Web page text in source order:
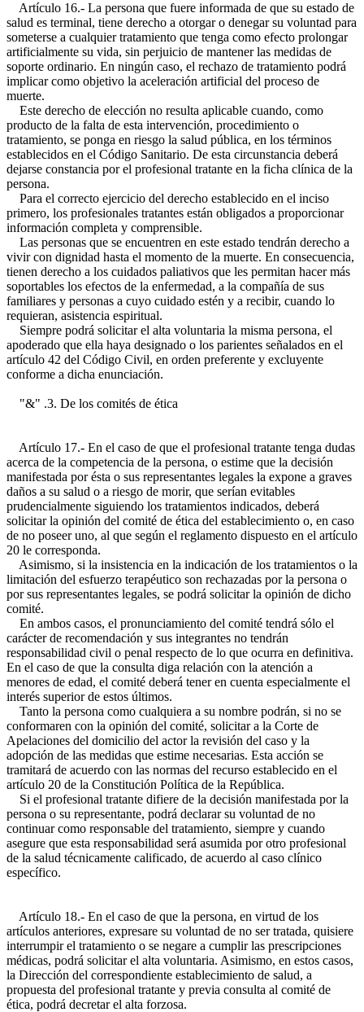
Artículo 16.- La persona que fuere informada de que su estado de
salud es terminal, tiene derecho a otorgar o denegar su voluntad para
someterse a cualquier tratamiento que tenga como efecto prolongar
artificialmente su vida, sin perjuicio de mantener las medidas de
soporte ordinario. En ningún caso, el rechazo de tratamiento podrá
implicar como objetivo la aceleración artificial del proceso de
muerte.
Este derecho de elección no resulta aplicable cuando, como
producto de la falta de esta intervención, procedimiento o
tratamiento, se ponga en riesgo la salud pública, en los términos
establecidos en el Código Sanitario. De esta circunstancia deberá
dejarse constancia por el profesional tratante en la ficha clínica de la
persona.
Para el correcto ejercicio del derecho establecido en el inciso
primero, los profesionales tratantes están obligados a proporcionar
información completa y comprensible.
Las personas que se encuentren en este estado tendrán derecho a
vivir con dignidad hasta el momento de la muerte. En consecuencia,
tienen derecho a los cuidados paliativos que les permitan hacer más
soportables los efectos de la enfermedad, a la compañía de sus
familiares y personas a cuyo cuidado estén y a recibir, cuando lo
requieran, asistencia espiritual.
Siempre podrá solicitar el alta voluntaria la misma persona, el
apoderado que ella haya designado o los parientes señalados en el
artículo 42 del Código Civil, en orden preferente y excluyente
conforme a dicha enunciación.
"&" .3. De los comités de ética
Artículo 17.- En el caso de que el profesional tratante tenga dudas
acerca de la competencia de la persona, o estime que la decisión
manifestada por ésta o sus representantes legales la expone a graves
daños a su salud o a riesgo de morir, que serían evitables
prudencialmente siguiendo los tratamientos indicados, deberá
solicitar la opinión del comité de ética del establecimiento o, en caso
de no poseer uno, al que según el reglamento dispuesto en el artículo
20 le corresponda.
Asimismo, si la insistencia en la indicación de los tratamientos o la
limitación del esfuerzo terapéutico son rechazadas por la persona o
por sus representantes legales, se podrá solicitar la opinión de dicho
comité.
En ambos casos, el pronunciamiento del comité tendrá sólo el
carácter de recomendación y sus integrantes no tendrán
responsabilidad civil o penal respecto de lo que ocurra en definitiva.
En el caso de que la consulta diga relación con la atención a
menores de edad, el comité deberá tener en cuenta especialmente el
interés superior de estos últimos.
Tanto la persona como cualquiera a su nombre podrán, si no se
conformaren con la opinión del comité, solicitar a la Corte de
Apelaciones del domicilio del actor la revisión del caso y la
adopción de las medidas que estime necesarias. Esta acción se
tramitará de acuerdo con las normas del recurso establecido en el
artículo 20 de la Constitución Política de la República.
Si el profesional tratante difiere de la decisión manifestada por la
persona o su representante, podrá declarar su voluntad de no
continuar como responsable del tratamiento, siempre y cuando
asegure que esta responsabilidad será asumida por otro profesional
de la salud técnicamente calificado, de acuerdo al caso clínico
específico.
Artículo 18.- En el caso de que la persona, en virtud de los
artículos anteriores, expresare su voluntad de no ser tratada, quisiere
interrumpir el tratamiento o se negare a cumplir las prescripciones
médicas, podrá solicitar el alta voluntaria. Asimismo, en estos casos,
la Dirección del correspondiente establecimiento de salud, a
propuesta del profesional tratante y previa consulta al comité de
ética, podrá decretar el alta forzosa.